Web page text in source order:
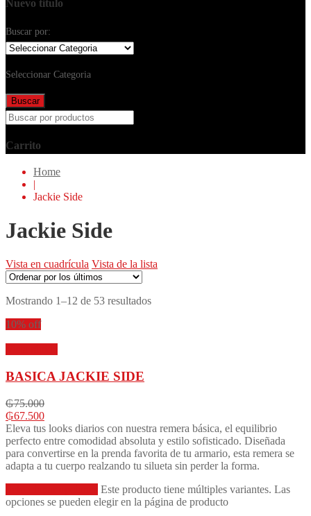
Nuevo título
Buscar por:
Seleccionar Categoria
Buscar
Carrito
Home
|
Jackie Side
Jackie Side
Vista en cuadrícula Vista de la lista
Mostrando 1–12 de 53 resultados
10% off
BASICA JACKIE SIDE
₲75.000
₲67.500
Eleva tus looks diarios con nuestra remera básica, el equilibrio
perfecto entre comodidad absoluta y estilo sofisticado. Diseñada
para convertirse en la prenda favorita de tu armario, esta remera se
adapta a tu cuerpo realzando tu silueta sin perder la forma.
Este producto tiene múltiples variantes. Las
opciones se pueden elegir en la página de producto